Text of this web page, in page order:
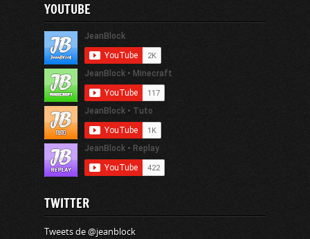
YOUTUBE
TWITTER
Tweets de @jeanblock